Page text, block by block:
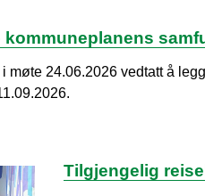
møte 24.06.2026 vedtatt å
Tilgjengelig